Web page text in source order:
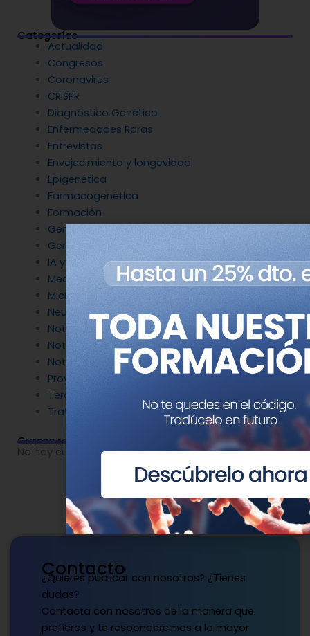
Categorías
Actualidad
Congresos
Coronavirus
CRISPR
Diagnóstico Genético
Enfermedades Raras
Entrevistas
Envejecimiento y longevidad
Epigenética
Farmacogenética
Formación
Genética del cáncer
Genética en Cardiología
IA y Genómica
Medicina Reproductiva
Microbiología molecular
Neurociencia
Noticias de Genotipia
Noticias de investigación
Noticias patrocinadas
Proyectos
Terapia Génica
Tratamientos
Cursos relacionados
No hay cursos relacionados o imágenes disponibles.
Contacto
¿Quieres publicar con nosotros? ¿Tienes
dudas?
Contacta con nosotros de la manera que
prefieras y te responderemos a la mayor